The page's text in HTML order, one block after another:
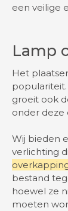
een veilige
Lamp
Het
groeit ook
onder deze
Wij bieden
verlichting
bestand
hoewel ze
moeten